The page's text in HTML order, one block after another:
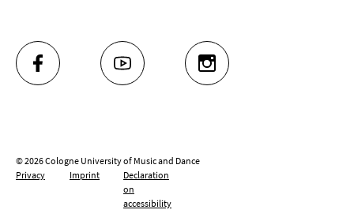
FACEBOOK YOUTUBE INSTAGRAM
© 2026 Cologne University of Music and Dance
Privacy
Imprint
Declaration
on
accessibility